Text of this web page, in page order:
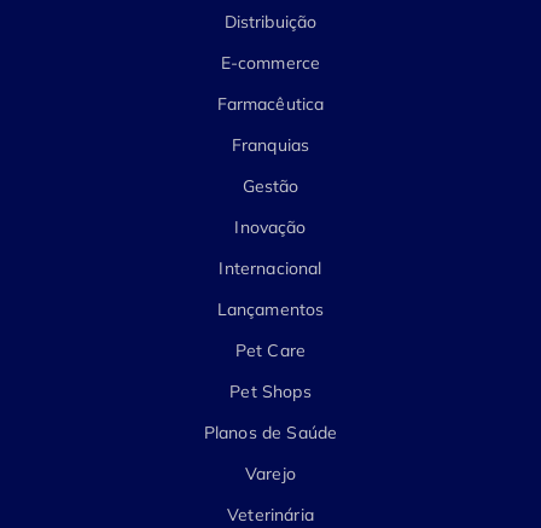
Distribuição
E-commerce
Farmacêutica
Franquias
Gestão
Inovação
Internacional
Lançamentos
Pet Care
Pet Shops
Planos de Saúde
Varejo
Veterinária